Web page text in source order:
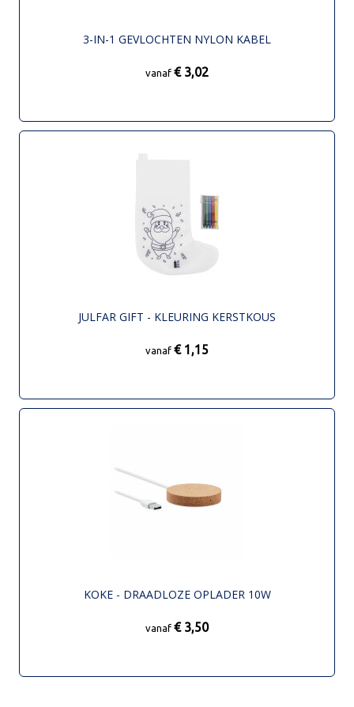
3-IN-1 GEVLOCHTEN NYLON KABEL
vanaf € 3,02
JULFAR GIFT - KLEURING KERSTKOUS
vanaf € 1,15
KOKE - DRAADLOZE OPLADER 10W
vanaf € 3,50